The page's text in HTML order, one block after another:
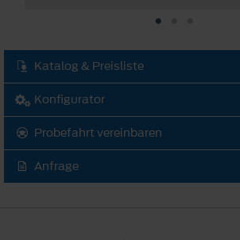
Katalog & Preisliste
Konfigurator
Probefahrt vereinbaren
Anfrage